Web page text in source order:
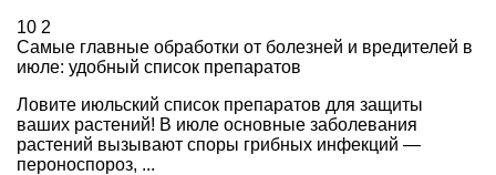
10 2
Самые главные обработки от болезней и вредителей в
июле: удобный список препаратов
Ловите июльский список препаратов для защиты
ваших растений! В июле основные заболевания
растений вызывают споры грибных инфекций —
пероноспороз, ...